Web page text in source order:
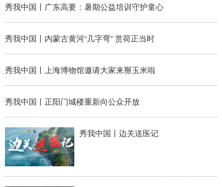
秀我中国丨广东高要：暑期公益培训守护童心
秀我中国丨内蒙古黄河“几字弯” 赏荷正当时
秀我中国丨上海博物馆邀请大家来掰玉米啦
秀我中国丨正阳门城楼重新向公众开放
秀我中国丨边关送医记